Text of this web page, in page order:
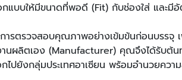
บบให้มีขนาดที่พอดี (Fit) กับช่องใส่ และมีอั
รตรวจสอบคุณภาพอย่างเข้มข้นก่อนบรรจุ
งานผลิตเอง (Manufacturer) คุณจึงได้รับ
ปยังกลุ่มประเทศอาเซียน พร้อมอำนวยคว